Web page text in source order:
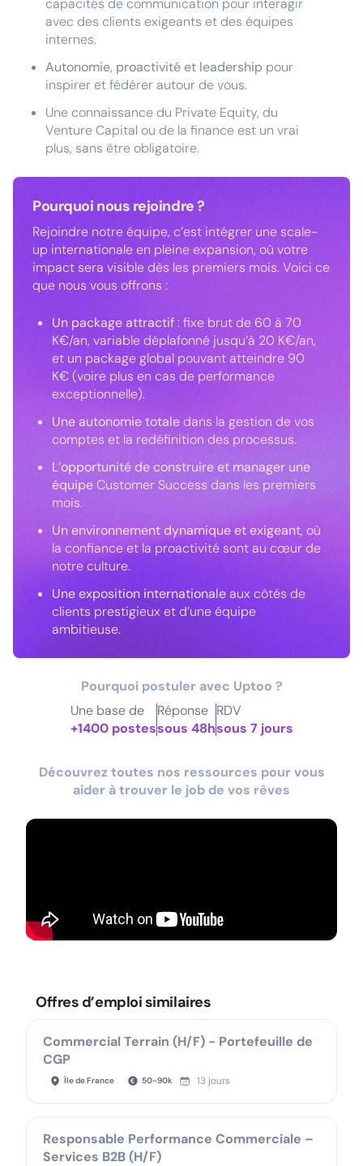
capacités de communication pour interagir
avec des clients exigeants et des équipes
internes.
Autonomie, proactivité et leadership pour
inspirer et fédérer autour de vous.
Une connaissance du Private Equity, du
Venture Capital ou de la finance est un vrai
plus, sans être obligatoire.
Pourquoi nous rejoindre ?
Rejoindre notre équipe, c’est intégrer une scale-
up internationale en pleine expansion, où votre
impact sera visible dès les premiers mois. Voici ce
que nous vous offrons :
Un package attractif: fixe brut de 60 à 70
K€/an, variable déplafonné jusqu’à 20 K€/an,
et un package global pouvant atteindre 90
K€ (voire plus en cas de performance
exceptionnelle).
Une autonomie totaledans la gestion de vos
comptes et la redéfinition des processus.
L’opportunité de construire et manager une
équipeCustomer Success dans les premiers
mois.
Un environnement dynamique et exigeant, où
la confiance et la proactivité sont au cœur de
notre culture.
Une exposition internationaleaux côtés de
clients prestigieux et d’une équipe
ambitieuse.
Pourquoi postuler avec Uptoo ?
Une base de
+1400 postes
Réponse
sous 48h
RDV
sous 7 jours
Découvrez toutes nos ressources pour vous
aider à trouver le job de vos rêves
Offres d’emploi similaires
Commercial Terrain (H/F) - Portefeuille de
CGP
Île de France 50-90k 13 jours
Responsable Performance Commerciale –
Services B2B (H/F)